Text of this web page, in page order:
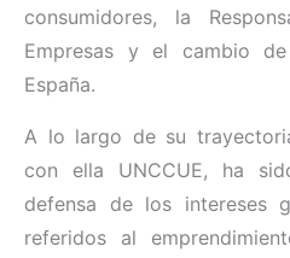
consumidores, la
Empresas y el cambio
España.
A lo largo de su
con ella UNCCUE, ha
defensa de los intereses
referidos al